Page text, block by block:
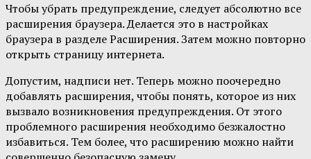
Чтобы убрать предупреждение, следует абсолютно все
расширения браузера. Делается это в настройках
браузера в разделе Расширения. Затем можно повторно
открыть страницу интернета.
Допустим, надписи нет. Теперь можно поочередно
добавлять расширения, чтобы понять, которое из них
вызвало возникновения предупреждения. От этого
проблемного расширения необходимо безжалостно
избавиться. Тем более, что расширению можно найти